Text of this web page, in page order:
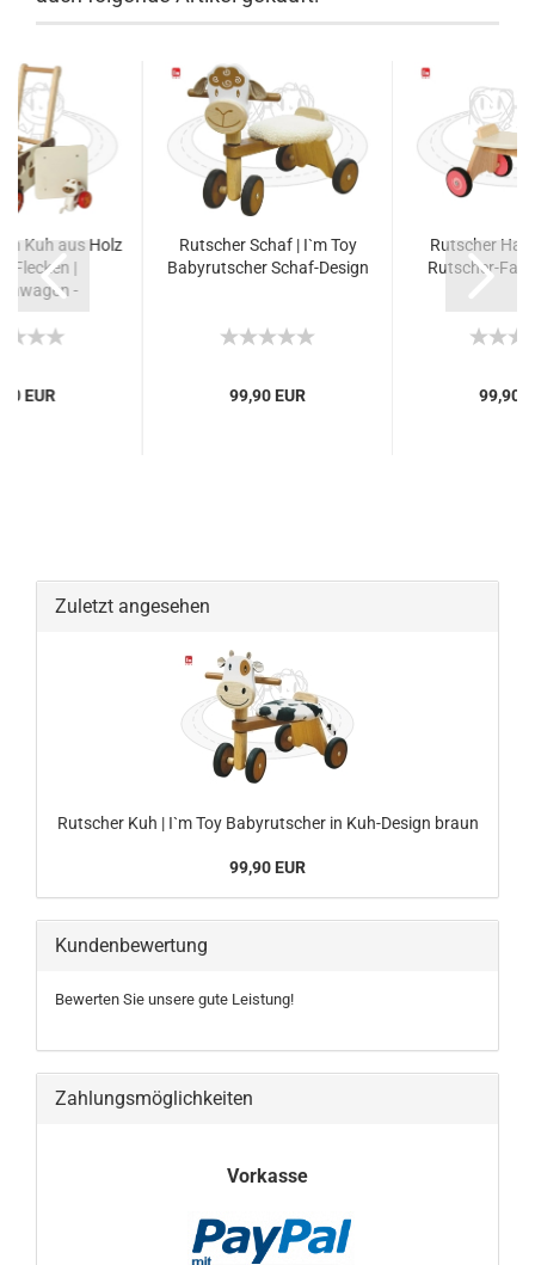
Kuh aus Holz
Flecken |
-
EUR
Rutscher Schaf | I`m Toy
Babyrutscher Schaf-Design
99,90 EUR
Rutscher
Rutscher-
99,90
Zuletzt angesehen
Rutscher Kuh | I`m Toy Babyrutscher in Kuh-Design braun
99,90 EUR
Kundenbewertung
Bewerten Sie unsere gute Leistung!
Zahlungsmöglichkeiten
Vorkasse